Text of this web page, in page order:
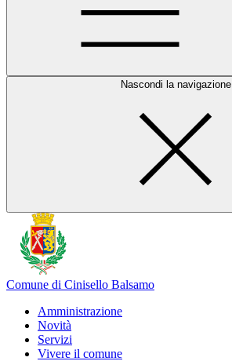
Nascondi la navigazione
Comune di Cinisello Balsamo
Amministrazione
Novità
Servizi
Vivere il comune